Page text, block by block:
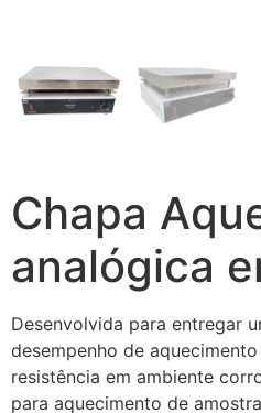
Chapa
analógica
Desenvolvida para entregar
desempenho de
resistência em ambiente
para aquecimento de